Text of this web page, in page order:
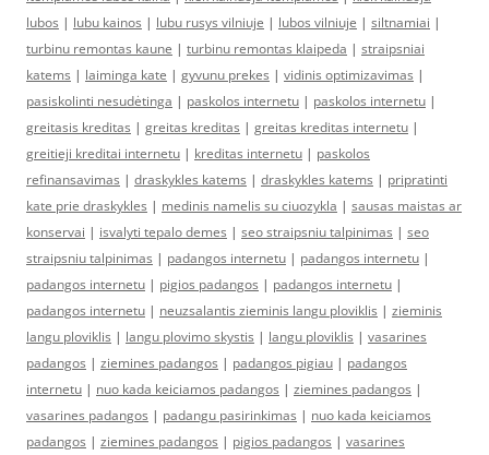
lubos | lubu kainos | lubu rusys vilniuje | lubos vilniuje | siltnamiai |
turbinu remontas kaune | turbinu remontas klaipeda | straipsniai
katems | laiminga kate | gyvunu prekes | vidinis optimizavimas |
pasiskolinti nesudėtinga | paskolos internetu | paskolos internetu |
greitasis kreditas | greitas kreditas | greitas kreditas internetu |
greitieji kreditai internetu | kreditas internetu | paskolos
refinansavimas | draskykles katems | draskykles katems | pripratinti
kate prie draskykles | medinis namelis su ciuozykla | sausas maistas ar
konservai | isvalyti tepalo demes | seo straipsniu talpinimas | seo
straipsniu talpinimas | padangos internetu | padangos internetu |
padangos internetu | pigios padangos | padangos internetu |
padangos internetu | neuzsalantis zieminis langu ploviklis | zieminis
langu ploviklis | langu plovimo skystis | langu ploviklis | vasarines
padangos | ziemines padangos | padangos pigiau | padangos
internetu | nuo kada keiciamos padangos | ziemines padangos |
vasarines padangos | padangu pasirinkimas | nuo kada keiciamos
padangos | ziemines padangos | pigios padangos | vasarines